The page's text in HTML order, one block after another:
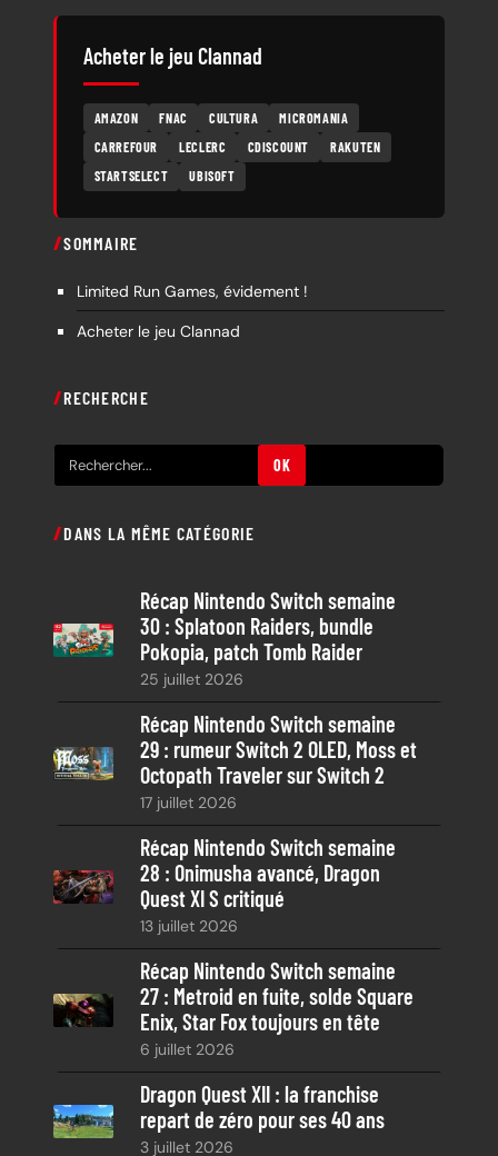
Acheter le jeu Clannad
AMAZON FNAC CULTURA
MICROMANIA
CARREFOUR
LECLERC CDISCOUNT
RAKUTEN
STARTSELECT
UBISOFT
SOMMAIRE
Limited Run Games, évidement !
Acheter le jeu Clannad
RECHERCHE
e
h
c
h
OK
DANS LA MÊME CATÉGORIE
Récap Nintendo Switch semaine
30 : Splatoon Raiders, bundle
Pokopia, patch Tomb Raider
25 juillet 2026
Récap Nintendo Switch semaine
29 : rumeur Switch 2 OLED, Moss et
Octopath Traveler sur Switch 2
17 juillet 2026
Récap Nintendo Switch semaine
28 : Onimusha avancé, Dragon
Quest XI S critiqué
13 juillet 2026
Récap Nintendo Switch semaine
27 : Metroid en fuite, solde Square
Enix, Star Fox toujours en tête
6 juillet 2026
Dragon Quest XII : la franchise
repart de zéro pour ses 40 ans
3 juillet 2026